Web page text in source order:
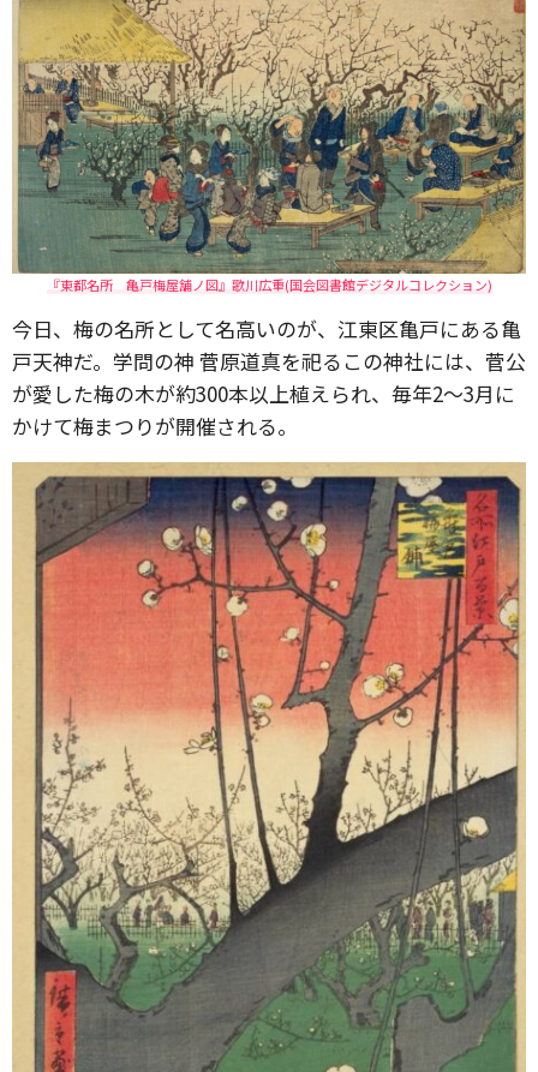
『東都名所 亀戸梅屋舗ノ図』歌川広重(国会図書館デジタルコレクション)
今日、梅の名所として名高いのが、江東区亀戸にある亀
戸天神だ。学問の神 菅原道真を祀るこの神社には、菅公
が愛した梅の木が約300本以上植えられ、毎年2～3月に
かけて梅まつりが開催される。